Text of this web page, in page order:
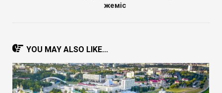
жеміс
YOU MAY ALSO LIKE...